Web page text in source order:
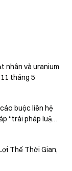
nhân và uranium
tháng 5
buộc liên hệ
“trái pháp luật”
Thế Thời Gian,